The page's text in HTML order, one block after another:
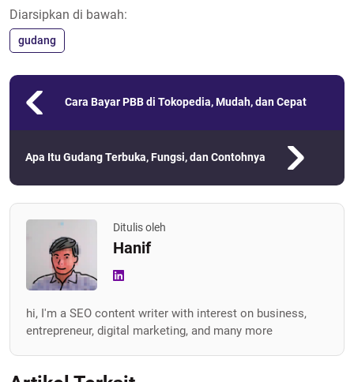
Diarsipkan di bawah:
gudang
Cara Bayar PBB di Tokopedia, Mudah, dan Cepat
Apa Itu Gudang Terbuka, Fungsi, dan Contohnya
Ditulis oleh
Hanif
hi, I'm a SEO content writer with interest on business,
entrepreneur, digital marketing, and many more